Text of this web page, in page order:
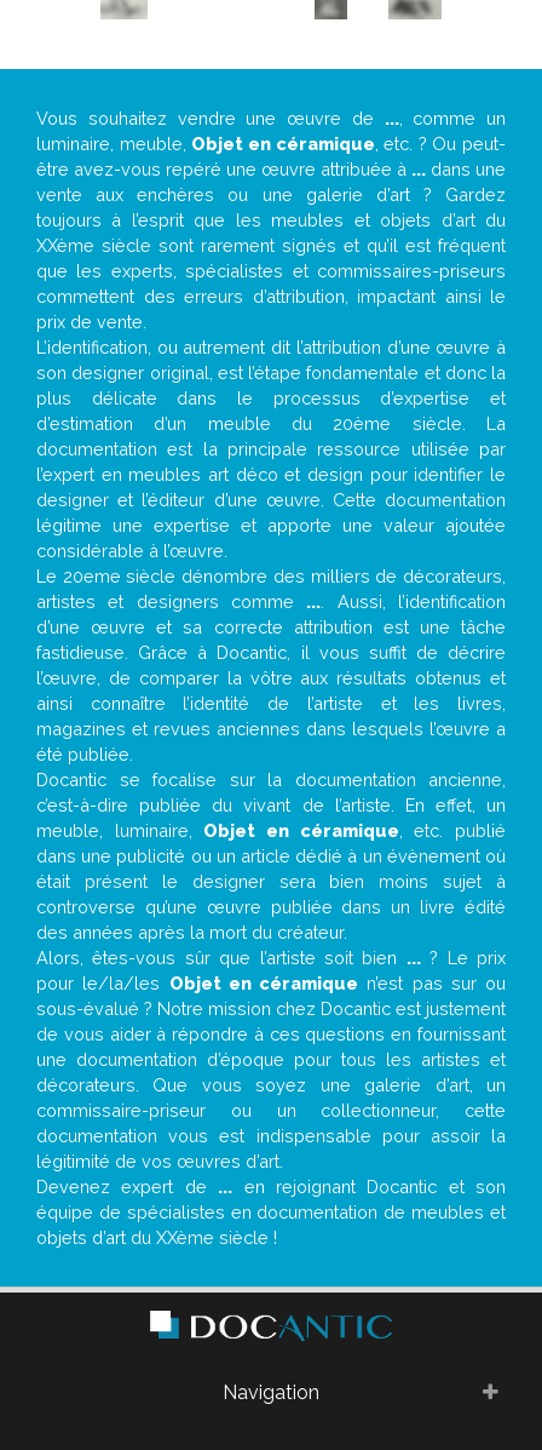
Vous souhaitez vendre une œuvre de ..., comme un
luminaire, meuble, Objet en céramique , etc. ? Ou peut-
être avez-vous repéré une œuvre attribuée à ... dans une
vente aux enchères ou une galerie d’art ? Gardez
toujours à l’esprit que les meubles et objets d’art du
XXème siècle sont rarement signés et qu’il est fréquent
que les experts, spécialistes et commissaires-priseurs
commettent des erreurs d’attribution, impactant ainsi le
prix de vente.
L’identification, ou autrement dit l’attribution d’une œuvre à
son designer original, est l’étape fondamentale et donc la
plus délicate dans le processus d’expertise et
d’estimation d’un meuble du 20ème siècle. La
documentation est la principale ressource utilisée par
l’expert en meubles art déco et design pour identifier le
designer et l’éditeur d’une œuvre. Cette documentation
légitime une expertise et apporte une valeur ajoutée
considérable à l’œuvre.
Le 20eme siècle dénombre des milliers de décorateurs,
artistes et designers comme ... . Aussi, l’identification
d’une œuvre et sa correcte attribution est une tâche
fastidieuse. Grâce à Docantic, il vous suffit de décrire
l’œuvre, de comparer la vôtre aux résultats obtenus et
ainsi connaître l’identité de l’artiste et les livres,
magazines et revues anciennes dans lesquels l’œuvre a
été publiée.
Docantic se focalise sur la documentation ancienne,
c’est-à-dire publiée du vivant de l’artiste. En effet, un
meuble, luminaire, Objet en céramique , etc. publié
dans une publicité ou un article dédié à un évènement où
était présent le designer sera bien moins sujet à
controverse qu’une œuvre publiée dans un livre édité
des années après la mort du créateur.
Alors, êtes-vous sûr que l’artiste soit bien ...? Le prix
pour le/la/les Objet en céramique n’est pas sur ou
sous-évalué ? Notre mission chez Docantic est justement
de vous aider à répondre à ces questions en fournissant
une documentation d’époque pour tous les artistes et
décorateurs. Que vous soyez une galerie d’art, un
commissaire-priseur ou un collectionneur, cette
documentation vous est indispensable pour assoir la
légitimité de vos œuvres d’art.
Devenez expert de ... en rejoignant Docantic et son
équipe de spécialistes en documentation de meubles et
objets d’art du XXème siècle !
Navigation